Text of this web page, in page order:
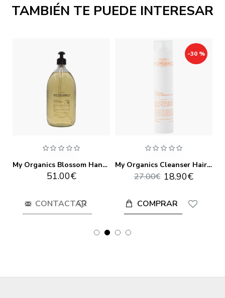
TAMBIÉN TE PUEDE INTERESAR
My Organics Blossom Hand Soap 1000ml
51.00€
CONTACTAR
-30 %
My Organics Cleanser Hair And Body 250ml
18.90€
27.00€
COMPRAR